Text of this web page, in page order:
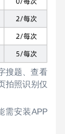
搜题、查看
拍照识别仅
需安装APP